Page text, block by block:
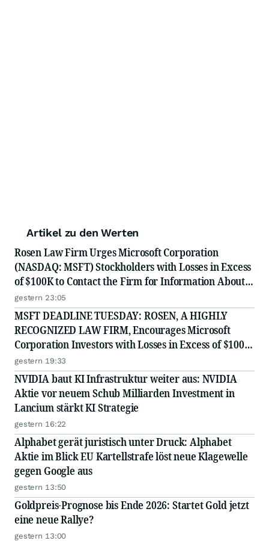
Artikel zu den Werten
Rosen Law Firm Urges Microsoft Corporation
(NASDAQ: MSFT) Stockholders with Losses in Excess
of $100K to Contact the Firm for Information About
Their Rights
gestern 23:05
MSFT DEADLINE TUESDAY: ROSEN, A HIGHLY
RECOGNIZED LAW FIRM, Encourages Microsoft
Corporation Investors with Losses in Excess of $100K
to Secure Counsel Before Important August 11
Deadline in Securities Class Action - MSFT
gestern 19:33
NVIDIA baut KI Infrastruktur weiter aus: NVIDIA
Aktie vor neuem Schub Milliarden Investment in
Lancium stärkt KI Strategie
gestern 16:22
Alphabet gerät juristisch unter Druck: Alphabet
Aktie im Blick EU Kartellstrafe löst neue Klagewelle
gegen Google aus
gestern 13:50
Goldpreis-Prognose bis Ende 2026: Startet Gold jetzt
eine neue Rallye?
gestern 13:00